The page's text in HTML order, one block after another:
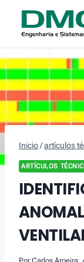
Contenido
Inicio/artículos
ARTÍCULOS